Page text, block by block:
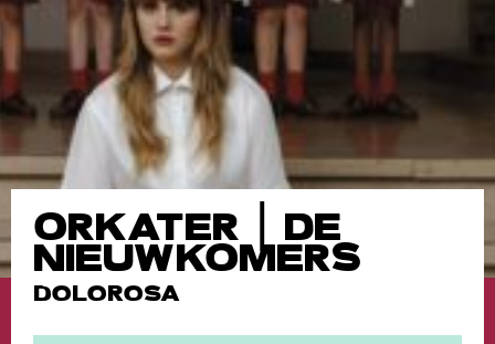
ORKATER | DE
NIEUWKOMERS
DOLOROSA